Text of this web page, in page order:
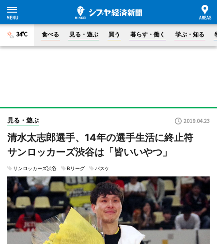
34°C 食べる 見る・遊ぶ 買う 暮らす・働く 学ぶ・知る
見る・遊ぶ 2019.04.23
清水太志郎選手、14年の選手生活に終止符
サンロッカーズ渋谷は「皆いいやつ」
サンロッカーズ渋谷 Bリーグ バスケ